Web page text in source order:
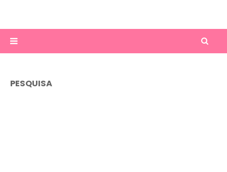
PESQUISA